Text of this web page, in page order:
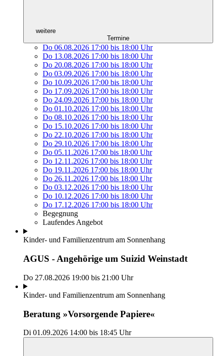
weitere
Termine
Do 06.08.2026 17:00 bis 18:00 Uhr
Do 13.08.2026 17:00 bis 18:00 Uhr
Do 20.08.2026 17:00 bis 18:00 Uhr
Do 03.09.2026 17:00 bis 18:00 Uhr
Do 10.09.2026 17:00 bis 18:00 Uhr
Do 17.09.2026 17:00 bis 18:00 Uhr
Do 24.09.2026 17:00 bis 18:00 Uhr
Do 01.10.2026 17:00 bis 18:00 Uhr
Do 08.10.2026 17:00 bis 18:00 Uhr
Do 15.10.2026 17:00 bis 18:00 Uhr
Do 22.10.2026 17:00 bis 18:00 Uhr
Do 29.10.2026 17:00 bis 18:00 Uhr
Do 05.11.2026 17:00 bis 18:00 Uhr
Do 12.11.2026 17:00 bis 18:00 Uhr
Do 19.11.2026 17:00 bis 18:00 Uhr
Do 26.11.2026 17:00 bis 18:00 Uhr
Do 03.12.2026 17:00 bis 18:00 Uhr
Do 10.12.2026 17:00 bis 18:00 Uhr
Do 17.12.2026 17:00 bis 18:00 Uhr
Begegnung
Laufendes Angebot
Kinder- und Familienzentrum am Sonnenhang
AGUS - Angehörige um Suizid Weinstadt
Do 27.08.2026 19:00 bis 21:00 Uhr
Kinder- und Familienzentrum am Sonnenhang
Beratung »Vorsorgende Papiere«
Di 01.09.2026 14:00 bis 18:45 Uhr